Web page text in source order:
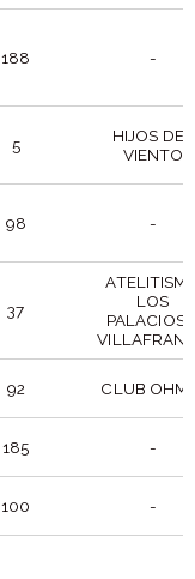
188 -
5
HIJOS DEL
VIENTO
98 -
37
LOS
PALACIOS
92 CLUB
185 -
100 -